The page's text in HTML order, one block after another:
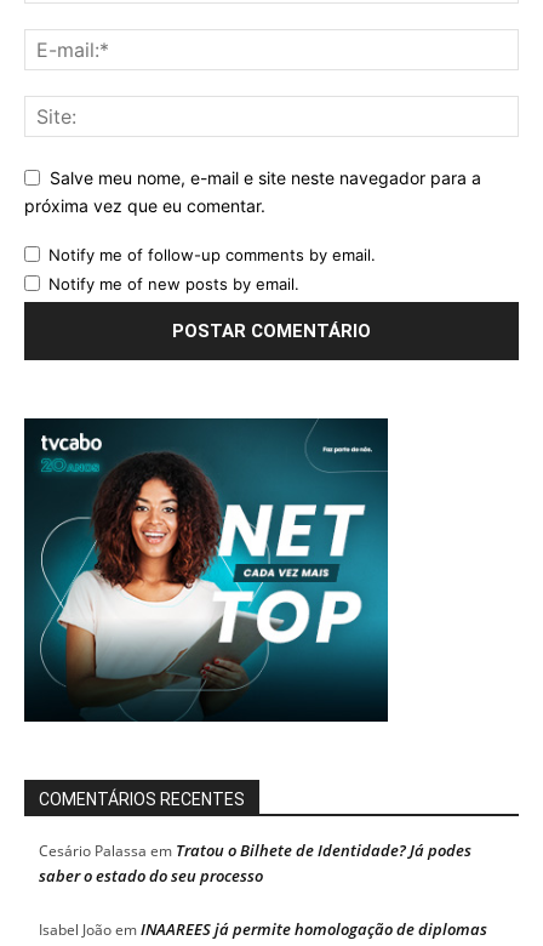
Salve meu nome, e-mail e site neste navegador para a
próxima vez que eu comentar.
Notify me of follow-up comments by email.
Notify me of new posts by email.
COMENTÁRIOS RECENTES
Cesário Palassa em Tratou o Bilhete de Identidade? Já podes
saber o estado do seu processo
Isabel JoãoemINAAREES já permite homologação de diplomas